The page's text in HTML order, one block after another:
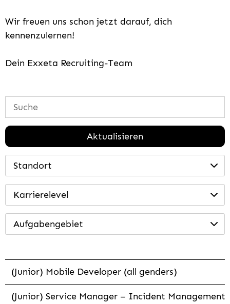
Wir freuen uns schon jetzt darauf, dich
kennenzulernen!
Dein Exxeta Recruiting-Team
Aktualisieren
Standort
Karrierelevel
Aufgabengebiet
(Junior) Mobile Developer (all genders)
(Junior) Service Manager – Incident Management